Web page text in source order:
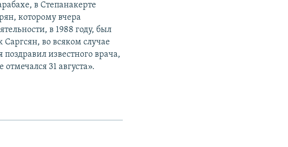
в Степанакерте
которому вчера
в 1988 году, был
во всяком случае
известного врача,
31 августа».